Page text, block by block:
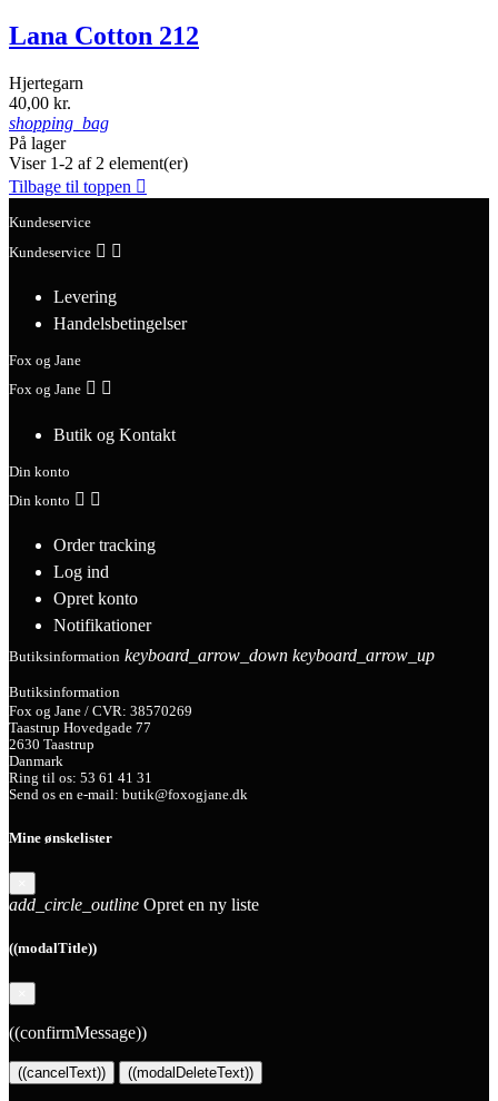
Lana Cotton 212
Hjertegarn
40,00 kr.
shopping_bag
På lager
Viser 1-2 af 2 element(er)
Tilbage til toppen 
Kundeservice
Kundeservice  
Levering
Handelsbetingelser
Fox og Jane
Fox og Jane  
Butik og Kontakt
Din konto
Din konto  
Order tracking
Log ind
Opret konto
Notifikationer
Butiksinformation keyboard_arrow_down keyboard_arrow_up
Butiksinformation
Fox og Jane / CVR: 38570269
Taastrup Hovedgade 77
2630 Taastrup
Danmark
Ring til os: 53 61 41 31
Send os en e-mail: butik@foxogjane.dk
Mine ønskelister
add_circle_outline Opret en ny liste
((modalTitle))
((confirmMessage))
((cancelText)) ((modalDeleteText))